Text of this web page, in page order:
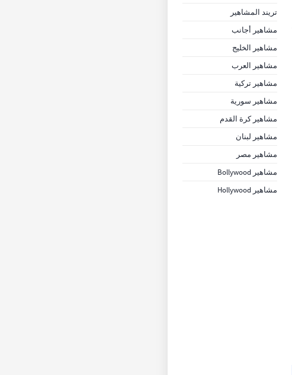
تريند المشاهير
مشاهير أجانب
مشاهير الخليج
مشاهير العرب
مشاهير تركية
مشاهير سورية
مشاهير كرة القدم
مشاهير لبنان
مشاهير مصر
مشاهير Bollywood
مشاهير Hollywood